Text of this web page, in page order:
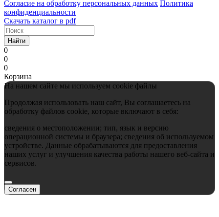
Согласие на обработку персональных данных Политика
конфиденциальности
Скачать каталог в pdf
Найти
0
0
0
Корзина
На нашем сайте мы используем cookie файлы
Продолжая использовать наш сайт, Вы соглашаетесь на
обработку файлов cookie, которые включают в себя:
сведения о местоположении; тип, язык и версию
операционной системы и браузера; сведения об используемом
устройстве. Данные обрабатываются для предоставления
наших услуг и улучшения качества работы нашего веб-сайта и
сервисов.
Согласен